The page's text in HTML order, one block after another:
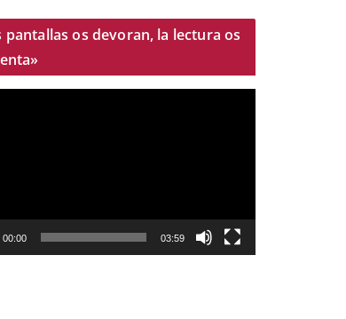
pantallas os devoran, la lectura os
00:00 03:59